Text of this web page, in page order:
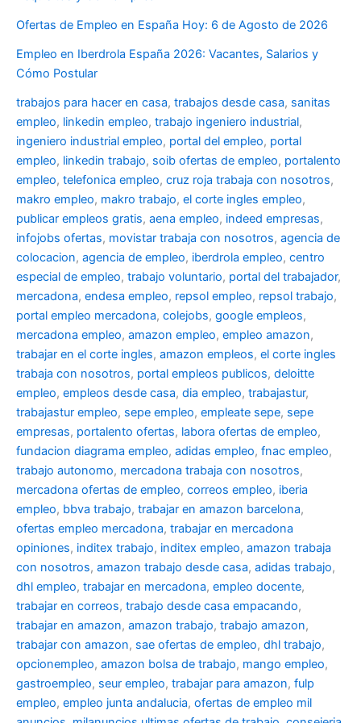
Ofertas de Empleo en España Hoy: 6 de Agosto de 2026
Empleo en Iberdrola España 2026: Vacantes, Salarios y
Cómo Postular
trabajos para hacer en casa, trabajos desde casa, sanitas
empleo, linkedin empleo, trabajo ingeniero industrial,
ingeniero industrial empleo, portal del empleo, portal
empleo, linkedin trabajo, soib ofertas de empleo, portalento
empleo, telefonica empleo, cruz roja trabaja con nosotros,
makro empleo, makro trabajo, el corte ingles empleo,
publicar empleos gratis, aena empleo, indeed empresas,
infojobs ofertas, movistar trabaja con nosotros, agencia de
colocacion, agencia de empleo, iberdrola empleo, centro
especial de empleo, trabajo voluntario, portal del trabajador,
mercadona, endesa empleo, repsol empleo, repsol trabajo,
portal empleo mercadona, colejobs, google empleos,
mercadona empleo, amazon empleo, empleo amazon,
trabajar en el corte ingles, amazon empleos, el corte ingles
trabaja con nosotros, portal empleos publicos, deloitte
empleo, empleos desde casa, dia empleo, trabajastur,
trabajastur empleo, sepe empleo, empleate sepe, sepe
empresas, portalento ofertas, labora ofertas de empleo,
fundacion diagrama empleo, adidas empleo, fnac empleo,
trabajo autonomo, mercadona trabaja con nosotros,
mercadona ofertas de empleo, correos empleo, iberia
empleo, bbva trabajo, trabajar en amazon barcelona,
ofertas empleo mercadona, trabajar en mercadona
opiniones, inditex trabajo, inditex empleo, amazon trabaja
con nosotros, amazon trabajo desde casa, adidas trabajo,
dhl empleo, trabajar en mercadona, empleo docente,
trabajar en correos, trabajo desde casa empacando,
trabajar en amazon, amazon trabajo, trabajo amazon,
trabajar con amazon, sae ofertas de empleo, dhl trabajo,
opcionempleo, amazon bolsa de trabajo, mango empleo,
gastroempleo, seur empleo, trabajar para amazon, fulp
empleo, empleo junta andalucia, ofertas de empleo mil